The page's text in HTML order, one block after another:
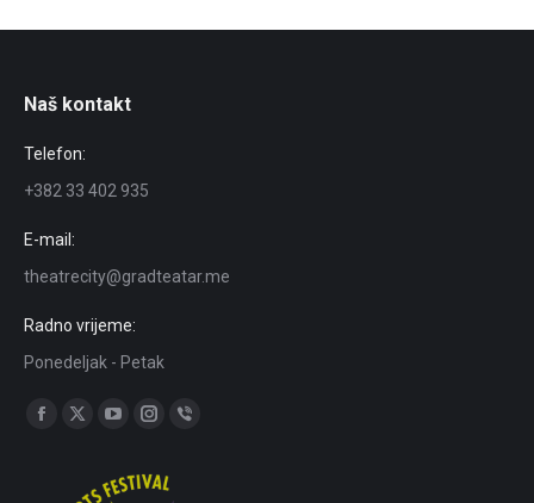
Naš kontakt
Telefon:
+382 33 402 935
E-mail:
theatrecity@gradteatar.me
Radno vrijeme:
Ponedeljak - Petak
Find us on:
opensopens
YouTube
opens
Instagram
opens
Viber